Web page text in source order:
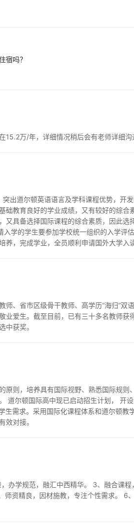
宿吗？
万/年，详细情况稍后会有老师详细沟
出道尔顿英语语言及学科课程优势，开
础教育良好的学业成绩，又有较好的综合
具备选择国际课程的综合素质，因此选
学的学生要参加学校统一组织的入学评
，完成学业，全员顺利申请国外大学入
、省市区级骨干教师、高学历“海归”双
业爱生。截至目前，已有三十多名教师获
中获奖。
原则，培养具有国际视野、熟悉国际规则
道尔顿国际高中现已启动招生计划， 开
需求。采用国际化课程体系和道尔顿教
效对接。
办学规范，融汇中西精华。 3、融合课
资精良，因材施教，专注个性需求。 6